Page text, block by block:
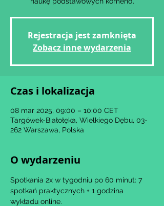
Rejestracja jest zamknięta
Zobacz inne wydarzenia
Czas i lokalizacja
08 mar 2025, 09:00 – 10:00 CET
Targówek-Białołęka, Wielkiego Dębu, 03-
262 Warszawa, Polska
O wydarzeniu
Spotkania 2x w tygodniu po 60 minut: 7
spotkań praktycznych + 1 godzina
wykładu online.